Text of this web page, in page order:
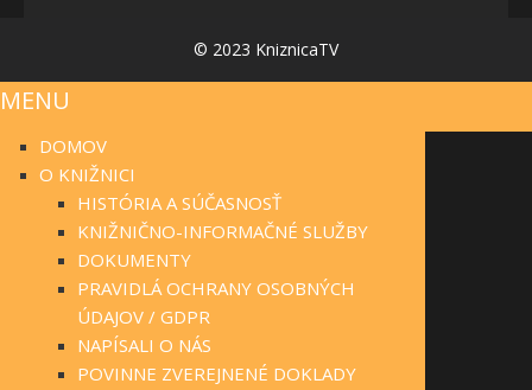
© 2023 KniznicaTV
MENU
DOMOV
O KNIŽNICI
HISTÓRIA A SÚČASNOSŤ
KNIŽNIČNO-INFORMAČNÉ SLUŽBY
DOKUMENTY
PRAVIDLÁ OCHRANY OSOBNÝCH
ÚDAJOV / GDPR
NAPÍSALI O NÁS
POVINNE ZVEREJNENÉ DOKLADY